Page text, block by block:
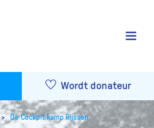
Wordt donateur
De Cockpit kamp Rijssen